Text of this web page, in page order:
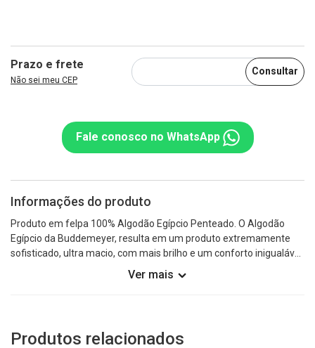
Prazo e frete
Não sei meu CEP
Consultar
Fale conosco no WhatsApp
Informações do produto
Produto em felpa 100% Algodão Egípcio Penteado. O Algodão
Egípcio da Buddemeyer, resulta em um produto extremamente
sofisticado, ultra macio, com mais brilho e um conforto inigualável.
O Algodão Egípcio apresenta as fibras de algodão mais longas e é
cores. Toalhas pré-lavadas e pré-encolhidas. A Buddemeyer é
Ver mais
Produtos relacionados